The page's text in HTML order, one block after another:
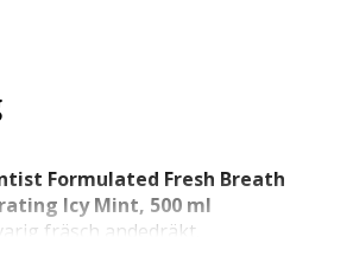
Formulated Fresh Breath
Icy Mint, 500 ml
fräsch andedräkt.